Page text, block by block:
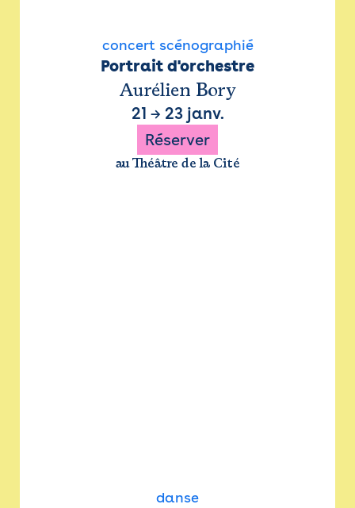
concert scénographié
Portrait d'orchestre
Aurélien Bory
21 → 23 janv.
Réserver
au Théâtre de la Cité
danse